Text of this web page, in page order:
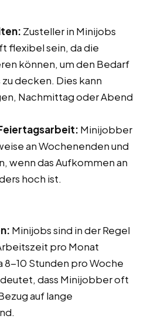
Zusteller in Minijobs
flexibel sein, da die
können, um den Bedarf
decken. Dies kann
Nachmittag oder Abend
Minijobber
an Wochenenden und
wenn das Aufkommen an
hoch ist.
Minijobs sind in der Regel
pro Monat
8-10 Stunden pro Woche
dass Minijobber oft
auf lange